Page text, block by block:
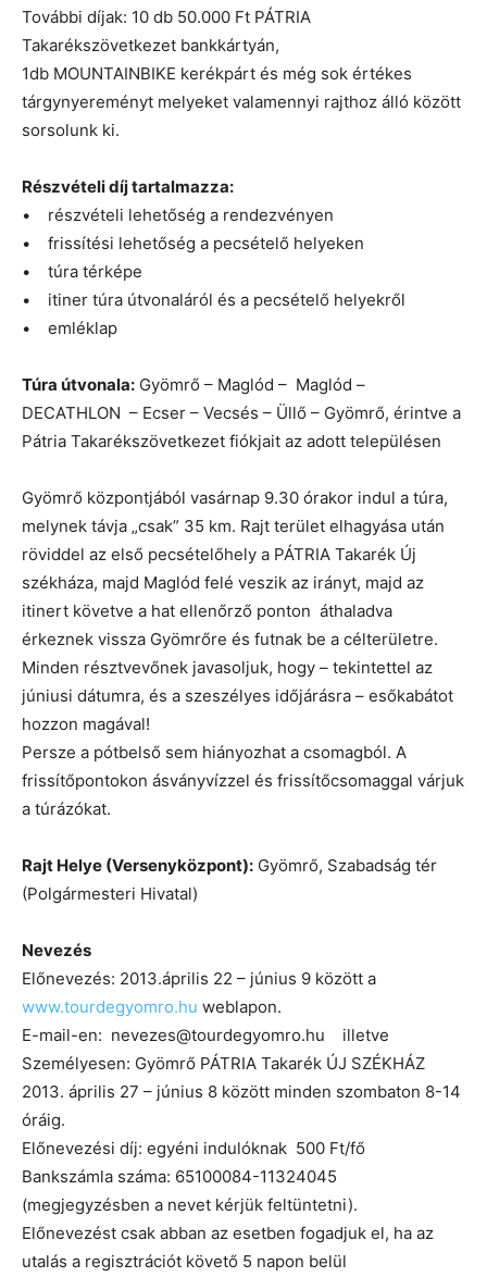
További díjak: 10 db 50.000 Ft PÁTRIA
Takarékszövetkezet bankkártyán,
1db MOUNTAINBIKE kerékpárt és még sok értékes
tárgynyereményt melyeket valamennyi rajthoz álló között
sorsolunk ki.
Részvételi díj tartalmazza:
• részvételi lehetőség a rendezvényen
• frissítési lehetőség a pecsételő helyeken
• túra térképe
• itiner túra útvonaláról és a pecsételő helyekről
• emléklap
Túra útvonala: Gyömrő – Maglód – Maglód –
DECATHLON – Ecser – Vecsés – Üllő – Gyömrő, érintve a
Pátria Takarékszövetkezet fiókjait az adott településen
Gyömrő központjából vasárnap 9.30 órakor indul a túra,
melynek távja „csak” 35 km. Rajt terület elhagyása után
röviddel az első pecsételőhely a PÁTRIA Takarék Új
székháza, majd Maglód felé veszik az irányt, majd az
itinert követve a hat ellenőrző ponton áthaladva
érkeznek vissza Gyömrőre és futnak be a célterületre.
Minden résztvevőnek javasoljuk, hogy – tekintettel az
júniusi dátumra, és a szeszélyes időjárásra – esőkabátot
hozzon magával!
Persze a pótbelső sem hiányozhat a csomagból. A
frissítőpontokon ásványvízzel és frissítőcsomaggal várjuk
a túrázókat.
Rajt Helye (Versenyközpont): Gyömrő, Szabadság tér
(Polgármesteri Hivatal)
Nevezés
Előnevezés: 2013.április 22 – június 9 között a
www.tourdegyomro.hu weblapon.
E-mail-en: nevezes@tourdegyomro.hu illetve
Személyesen: Gyömrő PÁTRIA Takarék ÚJ SZÉKHÁZ
2013. április 27 – június 8 között minden szombaton 8-14
óráig.
Előnevezési díj: egyéni indulóknak 500 Ft/fő
Bankszámla száma: 65100084-11324045
(megjegyzésben a nevet kérjük feltüntetni).
Előnevezést csak abban az esetben fogadjuk el, ha az
utalás a regisztrációt követő 5 napon belül